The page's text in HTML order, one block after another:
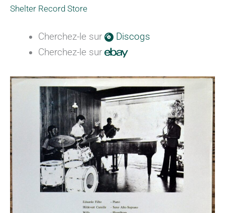
Shelter Record Store
Cherchez-le sur
Discogs
Cherchez-le sur